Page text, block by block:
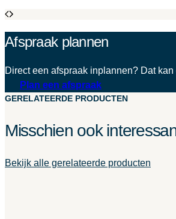
Afspraak plannen
Direct een afspraak inplannen? Dat
Plan een afspraak
GERELATEERDE PRODUCTEN
Misschien ook
Bekijk alle gerelateerde producten